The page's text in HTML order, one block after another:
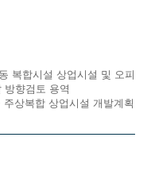
복합시설 상업시설 및 오피
방향검토 용역
주상복합 상업시설 개발계획